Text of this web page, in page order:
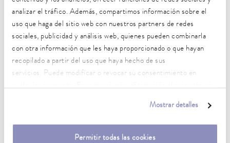
analizar el tráfico. Además, compartimos información sobre el
uso que haga del sitio web con nuestros partners de redes
sociales, publicidad y análisis web, quienes pueden combinarla
con otra información que les haya proporcionado o que hayan
recopilado a partir del uso que haya hecho de sus
servicios. Puede modificar o revocar su consentimiento en
Mostrar detalles
Permitir todas las cookies
DIN 12876)
Rango de temperatura de trabajo
70 ... 300 °C
Rango de temperatura de trabajo con refrigeración por
agua